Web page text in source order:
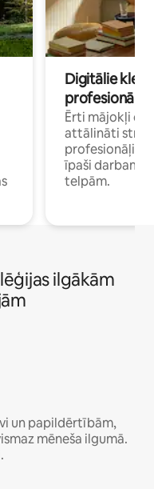
Digitālie
profesionāļi
Ērti mājokļi
attālināti
īpaši darbam
telpām.
ilgākām
un papildērtībām,
mēneša ilgumā.